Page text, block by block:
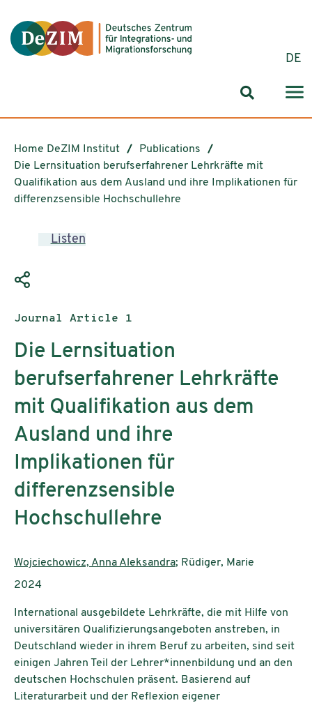
DE
Search
Home DeZIM Institut
Publications
Die Lernsituation berufserfahrener Lehrkräfte mit
Qualifikation aus dem Ausland und ihre Implikationen für
differenzsensible Hochschullehre
Listen
Publication type:
Journal Article 1
Die Lernsituation
berufserfahrener Lehrkräfte
mit Qualifikation aus dem
Ausland und ihre
Implikationen für
differenzsensible
Hochschullehre
Authors:
Wojciechowicz, Anna Aleksandra; Rüdiger, Marie
Publication year:
2024
International ausgebildete Lehrkräfte, die mit Hilfe von
universitären Qualifizierungsangeboten anstreben, in
Deutschland wieder in ihrem Beruf zu arbeiten, sind seit
einigen Jahren Teil der Lehrer*innenbildung und an den
deutschen Hochschulen präsent. Basierend auf
Literaturarbeit und der Reflexion eigener